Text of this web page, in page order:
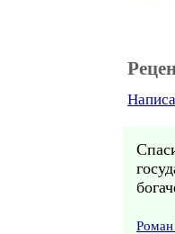
Роман